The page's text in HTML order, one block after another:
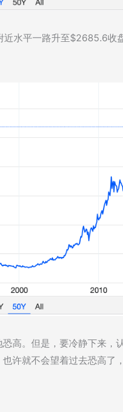
水平一路升至$2685.6收
高。但是，要冷静下来，
许就不会望着过去恐高了